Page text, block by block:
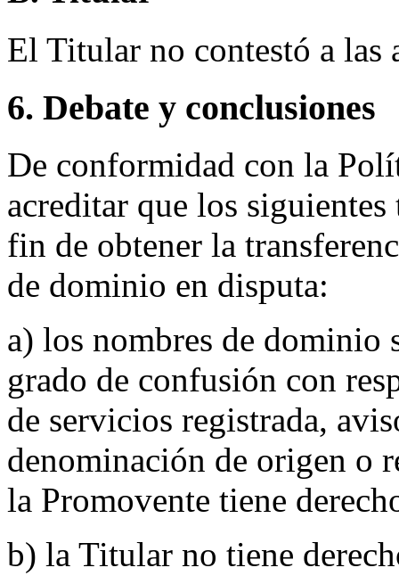
El Titular no contestó a las
6. Debate y conclusiones
De conformidad con la
acreditar que los
fin de obtener la
de dominio en disputa:
a) los nombres de dominio
grado de confusión con
de servicios registrada,
denominación de origen o
la Promovente tiene
b) la Titular no tiene